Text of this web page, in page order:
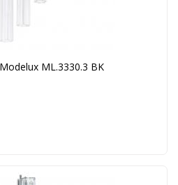
ML.3330.3 BK